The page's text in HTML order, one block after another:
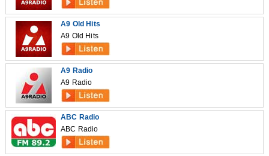
A9 Old Hits
A9 Old Hits
A9 Radio
A9 Radio
ABC Radio
ABC Radio